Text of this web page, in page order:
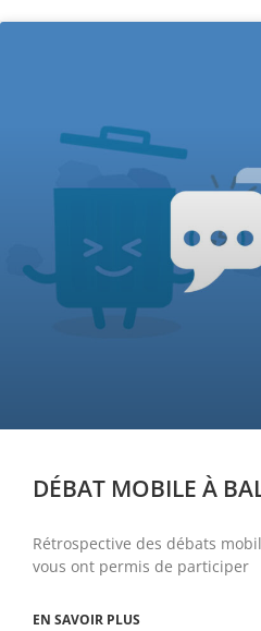
DÉBAT MOBILE À
Rétrospective des débats
vous ont permis de participer
EN SAVOIR PLUS